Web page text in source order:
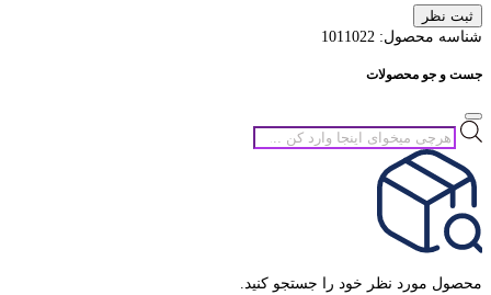
ثبت نظر
شناسه محصول: 1011022
جست و جو محصولات
جستجوی
محصولات
محصول مورد نظر خود را جستجو کنید.